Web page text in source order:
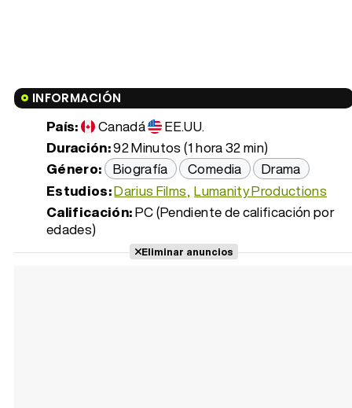
INFORMACIÓN
País: Canadá
EE.UU.
Duración:92 Minutos (1 hora 32 min)
Género: Biografía Comedia
Drama
Estudios:Darius Films Lumanity Productions
Calificación:PC (Pendiente de calificación por
edades)
Eliminar anuncios